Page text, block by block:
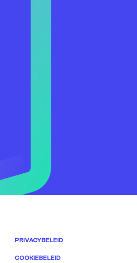
PRIVACYBELEID
COOKIEBELEID